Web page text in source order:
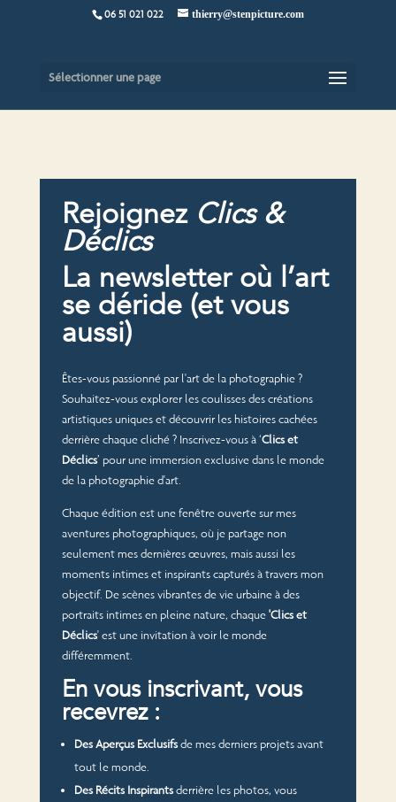
06 51 021 022 thierry@stenpicture.com
Sélectionner une page
Rejoignez Clics &
Déclics
La newsletter où l’art
se déride (et vous
aussi)
Êtes-vous passionné par l'art de la photographie ?
Souhaitez-vous explorer les coulisses des créations
artistiques uniques et découvrir les histoires cachées
derrière chaque cliché ? Inscrivez-vous à ‘Clics et
Déclics’ pour une immersion exclusive dans le monde
de la photographie d'art.
Chaque édition est une fenêtre ouverte sur mes
aventures photographiques, où je partage non
seulement mes dernières œuvres, mais aussi les
moments intimes et inspirants capturés à travers mon
objectif. De scènes vibrantes de vie urbaine à des
portraits intimes en pleine nature, chaque'Clics et
Déclics' est une invitation à voir le monde
différemment.
En vous inscrivant, vous
recevrez :
Des Aperçus Exclusifsde mes derniers projets avant
tout le monde.
Des Récits Inspirantsderrière les photos, vous